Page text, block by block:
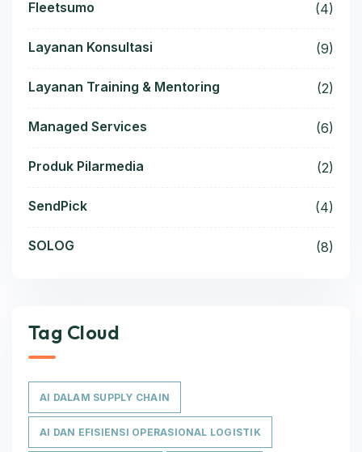
Fleetsumo (4)
Layanan Konsultasi (9)
Layanan Training & Mentoring (2)
Managed Services (6)
Produk Pilarmedia (2)
SendPick (4)
SOLOG (8)
Tag Cloud
AI DALAM SUPPLY CHAIN
AI DAN EFISIENSI OPERASIONAL LOGISTIK